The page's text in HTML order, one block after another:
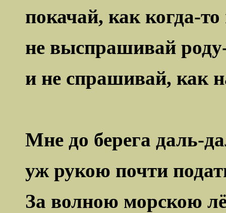
покачай, как когда-
не выспрашивай
и не спрашивай, как
Мне до берега даль-
уж рукою почти
За волною морскою